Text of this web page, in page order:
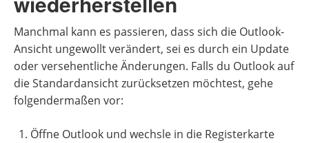
Manchmal kann es passieren, dass sich die Outlook-
Ansicht ungewollt verändert, sei es durch ein Update
oder versehentliche Änderungen. Falls du Outlook auf
die Standardansicht zurücksetzen möchtest, gehe
folgendermaßen vor:
Öffne Outlook und wechsle in die Registerkarte